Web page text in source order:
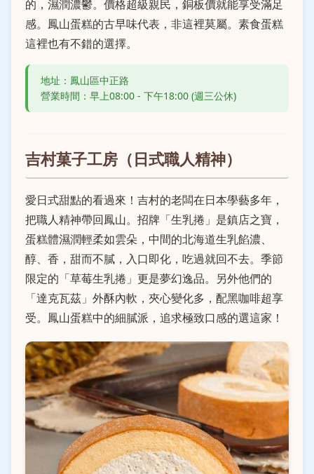
的，濕潤濃鬱。價格超級親民，銅板價就能享受滿足
感。鳳山蛋糕的古早味代表，非這裡莫屬。素食蛋糕
這裡也有不錯的選擇。
地址：鳳山區中正路
營業時間：早上08:00 - 下午18:00 (週三公休)
吉村菓子工房（日式職人精神）
愛日式甜點的看過來！吉村的老闆在日本學藝多年，
把職人精神帶回鳳山。招牌「生乳捲」是鎮店之寶，
蛋糕體濕潤輕柔如雲朵，中間的北海道生乳餡濃、
醇、香，甜而不膩，入口即化，吃過就回不去。季節
限定的「草莓生乳捲」更是夢幻逸品。另外他們的
「達克瓦茲」外酥內軟，夾心變化多，配黑咖啡超享
受。鳳山蛋糕中的細膩派，追求極致口感的選這家！